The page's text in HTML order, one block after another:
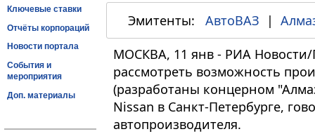
Ключевые ставки
Отчёты корпораций
Новости портала
События и
мероприятия
Доп. материалы
Эмитенты: АвтоВАЗ |
МОСКВА, 11 янв - РИА
рассмотреть возможность
(разработаны концерном
Nissan в Санкт-Петербурге,
автопроизводителя.